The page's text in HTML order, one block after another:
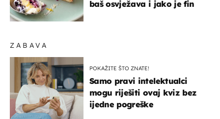
ZABAVA
POKAŽITE ŠTO ZNATE!
Samo pravi intelektualci
mogu riješiti ovaj kviz bez
ijedne pogreške
baš osvježava i jako je fin